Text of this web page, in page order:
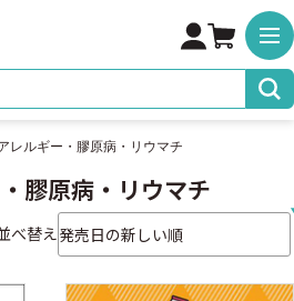
レルギー・膠原病・リウマチ
膠原病・リウマチ
べ替え並べ替え条件